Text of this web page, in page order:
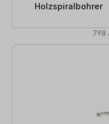
Holzspiralbohrer
798
798 Artikel gefunden